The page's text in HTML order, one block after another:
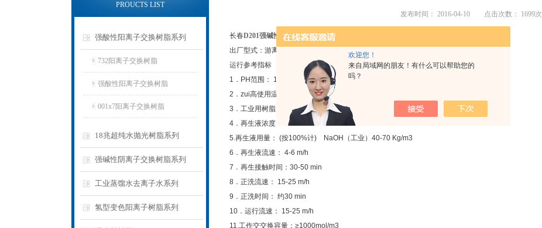
欢迎您！
来自局域网的朋友！有什么可以帮助您的
吗？
PROUCTS LIST
强酸性阳离子交换树脂系列
732阳离子交换树脂
强酸性阳离子交换树脂
001x7阳离子交换树脂
18兆超纯水抛光树脂系列
强碱性阴离子交换树脂系列
工业蒸馏水去离子水系列
氢型变色阳离子树脂系列
发布时间： 2016-04-10 点击次数： 1699次
长春D201强碱性大孔阴离子交换树脂
出厂型式：游离胺型。外观：乳白色或淡黄色不透明球状颗粒
运行参考指标
1．PH范围： 1-9
2．zui高使用温度：OH型40℃ Cl型100℃
3．工业用树脂层高度：1.0-3.0m
4．再生液浓度：NaOH 2-4%
5.再生液用量： (按100%计) NaOH（工业）40-70 Kg/m3
6．再生液流速： 4-6 m/h
7．再生接触时间：30-50 min
8．正洗流速： 15-25 m/h
9．正洗时间： 约30 min
10．运行流速： 15-25 m/h
11.工作交交换容量：≥1000mol/m3